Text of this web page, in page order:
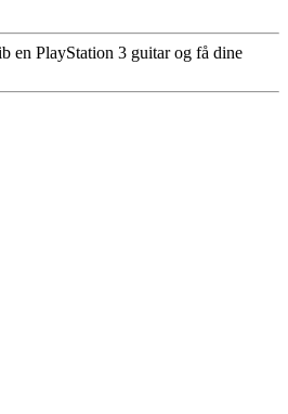
en PlayStation 3 guitar og få dine